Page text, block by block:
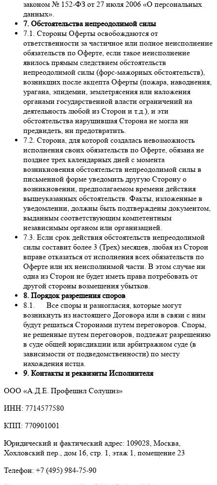
законом № 152-ФЗ от 27 июля 2006 «О персональных
данных».
7. Обстоятельства непреодолимой силы
7.1. Стороны Оферты освобождаются от
ответственности за частичное или полное неисполнение
обязательств по Оферте, если такое неисполнение
явилось прямым следствием обстоятельств
непреодолимой силы (форс-мажорных обстоятельств),
возникших после акцепта Оферты (пожара, наводнения,
урагана, эпидемии, землетрясения или наложения
органами государственной власти ограничений на
деятельность любой из Сторон и т.д.), и эти
обстоятельства нарушившая Сторона не могла ни
предвидеть, ни предотвратить.
7.2. Сторона, для которой создалась невозможность
исполнения своих обязательств по Оферте, обязана не
позднее трех календарных дней с момента
возникновения обстоятельств непреодолимой силы в
письменной форме уведомить другую Сторону о
возникновении, предполагаемом времени действия
вышеуказанных обстоятельств. Факты, изложенные в
уведомлении, должны быть подтверждены документом,
выданным соответствующим компетентным
независимым органом или организацией.
7.3. Если срок действия обстоятельств непреодолимой
силы составит более 3 (Трех) месяцев, любая из Сторон
вправе отказаться от исполнения всех обязательств по
Оферте или их неисполнимой части. В этом случае ни
одна из Сторон не будет иметь права потребовать от
другой стороны возмещения убытков.
8. Порядок разрешения споров
8.1. Все споры и разногласия, которые могут
возникнуть из настоящего Договора или в связи с ним
будут решаться Сторонами путем переговоров. Споры,
не решенные путем переговоров, подлежат разрешению
в суде общей юрисдикции или арбитражном суде (в
зависимости от подведомственности) по месту
нахождения истца.
9. Контакты и реквизиты Исполнителя
ООО «А.Д.Е. Профешнл Солушнз»
ИНН: 7714577580
КПП: 770901001
Юридический и фактический адрес: 109028, Москва,
Хохловский пер., дом 16, стр. 1, этаж 1, помещение 23
Телефон: +7 (495) 984-75-90